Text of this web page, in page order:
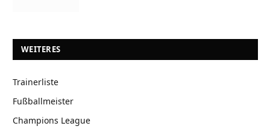
WEITERES
Trainerliste
Fußballmeister
Champions League